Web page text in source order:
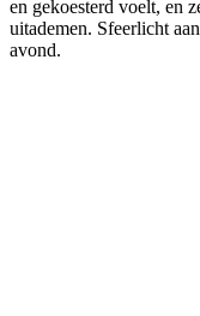
en gekoesterd voelt, en
uitademen. Sfeerlicht
avond.